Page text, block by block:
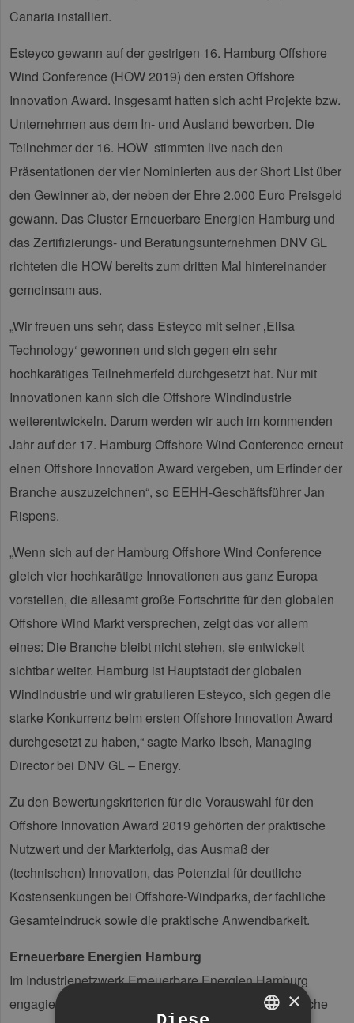
Canaria installiert.
Esteyco gewann auf der gestrigen 16. Hamburg Offshore
Wind Conference (HOW 2019) den ersten Offshore
Innovation Award. Insgesamt hatten sich acht Projekte bzw.
Unternehmen aus dem In- und Ausland beworben. Die
Teilnehmer der 16. HOW stimmten live nach den
Präsentationen der vier Nominierten aus der Short List über
den Gewinner ab, der neben der Ehre 2.000 Euro Preisgeld
gewann. Das Cluster Erneuerbare Energien Hamburg und
das Zertifizierungs- und Beratungsunternehmen DNV GL
richteten die HOW bereits zum dritten Mal hintereinander
gemeinsam aus.
„Wir freuen uns sehr, dass Esteyco mit seiner ‚Elisa
Technology‘ gewonnen und sich gegen ein sehr
hochkarätiges Teilnehmerfeld durchgesetzt hat. Nur mit
Innovationen kann sich die Offshore Windindustrie
weiterentwickeln. Darum werden wir auch im kommenden
Jahr auf der 17. Hamburg Offshore Wind Conference erneut
einen Offshore Innovation Award vergeben, um Erfinder der
Branche auszuzeichnen“, so EEHH-Geschäftsführer Jan
Rispens.
„Wenn sich auf der Hamburg Offshore Wind Conference
gleich vier hochkarätige Innovationen aus ganz Europa
vorstellen, die allesamt große Fortschritte für den globalen
Offshore Wind Markt versprechen, zeigt das vor allem
eines: Die Branche bleibt nicht stehen, sie entwickelt
sichtbar weiter. Hamburg ist Hauptstadt der globalen
Windindustrie und wir gratulieren Esteyco, sich gegen die
starke Konkurrenz beim ersten Offshore Innovation Award
durchgesetzt zu haben,“ sagte Marko Ibsch, Managing
Director bei DNV GL – Energy.
Zu den Bewertungskriterien für die Vorauswahl für den
Offshore Innovation Award 2019 gehörten der praktische
Nutzwert und der Markterfolg, das Ausmaß der
(technischen) Innovation, das Potenzial für deutliche
Kostensenkungen bei Offshore-Windparks, der fachliche
Gesamteindruck sowie die praktische Anwendbarkeit.
Erneuerbare Energien Hamburg
Im Industrienetzwerk Erneuerbare Energien Hamburg
engagieren sich rund 190 Unternehmen aus der Branche
×